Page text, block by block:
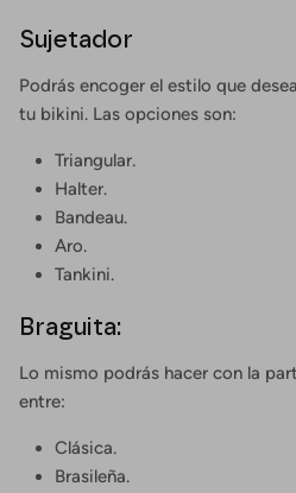
Sujetador
Podrás encoger el estilo que
tu bikini. Las opciones son:
Triangular.
Halter.
Bandeau.
Aro.
Tankini.
Braguita:
Lo mismo podrás hacer con la
entre:
Clásica.
Brasileña.